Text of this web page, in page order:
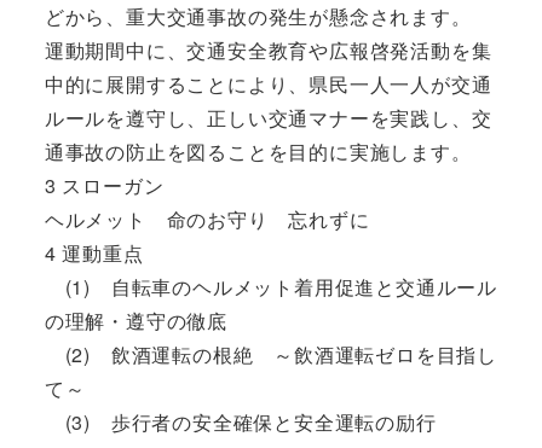
どから、重大交通事故の発生が懸念されます。
運動期間中に、交通安全教育や広報啓発活動を集
中的に展開することにより、県民一人一人が交通
ルールを遵守し、正しい交通マナーを実践し、交
通事故の防止を図ることを目的に実施します。
3 スローガン
ヘルメット 命のお守り 忘れずに
4 運動重点
(1) 自転車のヘルメット着用促進と交通ルール
の理解・遵守の徹底
(2) 飲酒運転の根絶 ～飲酒運転ゼロを目指し
て～
(3) 歩行者の安全確保と安全運転の励行